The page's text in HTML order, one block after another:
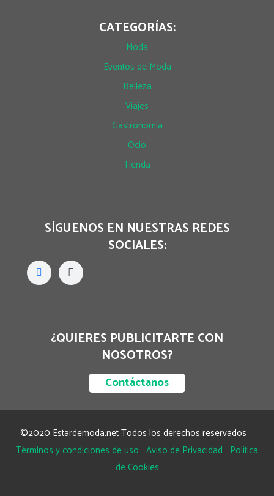
CATEGORÍAS:
Moda
Eventos de Moda
Belleza
Viajes
Gastronomía
Ocio
Tienda
SÍGUENOS EN NUESTRAS REDES
SOCIALES:
¿QUIERES PUBLICITARTE CON
NOSOTROS?
Contáctanos
©2020 Estardemoda.net Todos los derechos reservados
Términos y condiciones de uso Aviso de Privacidad Política
de Cookies